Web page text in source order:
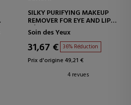
SILKY PURIFYING MAKEUP
REMOVER FOR EYE AND LIP
DÉMAQUILLANT POUR LES
YEUX ET LES LÈVRES
Soin des Yeux
31,67 € 36% Réduction
Prix d'origine 49,21 €
4 revues